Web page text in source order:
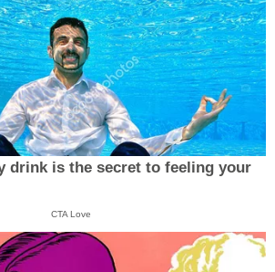
drink is the secret to feeling your
CTA Love